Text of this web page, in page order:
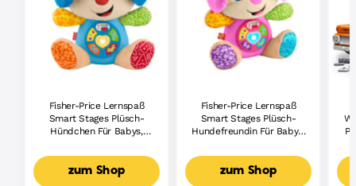
Fisher-Price Lernspaß
Smart Stages Plüsch-
Hündchen Für Babys,
Lernspielzeug,
Mehrsprachige Version
zum Shop
Fisher-Price Lernspaß
Smart Stages Plüsch-
Hundefreundin Für Babys,
Lernspielzeug,
Mehrsprachige Version
zum Shop